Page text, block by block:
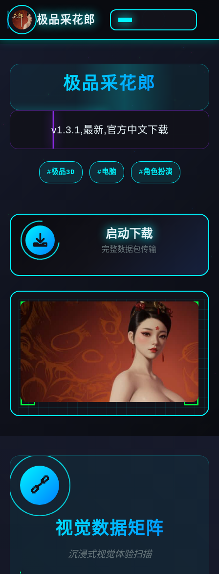
极品采花郎
极品采花郎
v1.3.1,最新,官方中文下载
#极品3D #电脑 #角色扮演
启动下载
完整数据包传输
🔗
视觉数据矩阵
沉浸式视觉体验扫描